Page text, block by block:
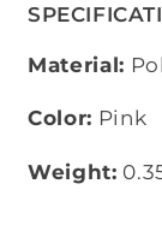
Material:
Color: Pink
Weight: